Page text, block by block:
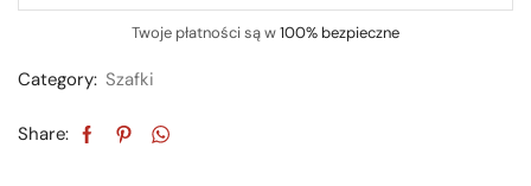
Twoje płatności są w100% bezpieczne
Category: Szafki
Share: